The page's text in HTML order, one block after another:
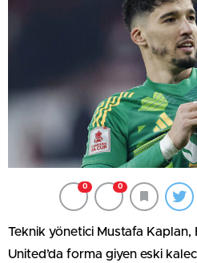
0 0
Teknik yönetici Mustafa Kaplan,
United’da forma giyen eski